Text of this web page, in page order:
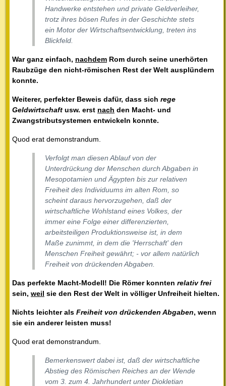
Handwerke entstehen und private Geldverleiher,
trotz ihres bösen Rufes in der Geschichte stets
ein Motor der Wirtschaftsentwicklung, treten ins
Blickfeld.
War ganz einfach, nachdem Rom durch seine unerhörten
Raubzüge den nicht-römischen Rest der Welt ausplündern
konnte.
Weiterer, perfekter Beweis dafür, dass sich rege
Geldwirtschaft usw. erst nach den Macht- und
Zwangstributsystemen entwickeln konnte.
Quod erat demonstrandum.
Verfolgt man diesen Ablauf von der
Unterdrückung der Menschen durch Abgaben in
Mesopotamien und Ägypten bis zur relativen
Freiheit des Individuums im alten Rom, so
scheint daraus hervorzugehen, daß der
wirtschaftliche Wohlstand eines Volkes, der
immer eine Folge einer differenzierten,
arbeitsteiligen Produktionsweise ist, in dem
Maße zunimmt, in dem die 'Herrschaft' den
Menschen Freiheit gewährt; - vor allem natürlich
Freiheit von drückenden Abgaben.
Das perfekte Macht-Modell! Die Römer konnten relativ frei
sein, weil sie den Rest der Welt in völliger Unfreiheit hielten.
Nichts leichter als Freiheit von drückenden Abgaben, wenn
sie ein anderer leisten muss!
Quod erat demonstrandum.
Bemerkenswert dabei ist, daß der wirtschaftliche
Abstieg des Römischen Reiches an der Wende
vom 3. zum 4. Jahrhundert unter Diokletian